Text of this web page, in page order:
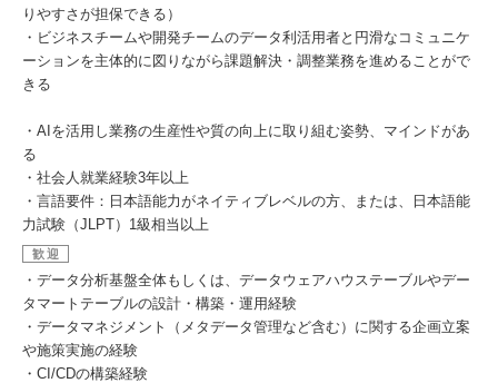
りやすさが担保できる）
・ビジネスチームや開発チームのデータ利活用者と円滑なコミュニケ
ーションを主体的に図りながら課題解決・調整業務を進めることがで
きる
・AIを活用し業務の生産性や質の向上に取り組む姿勢、マインドがあ
る
・社会人就業経験3年以上
・言語要件：日本語能力がネイティブレベルの方、または、日本語能
力試験（JLPT）1級相当以上
歓迎
・データ分析基盤全体もしくは、データウェアハウステーブルやデー
タマートテーブルの設計・構築・運用経験
・データマネジメント（メタデータ管理など含む）に関する企画立案
や施策実施の経験
・CI/CDの構築経験